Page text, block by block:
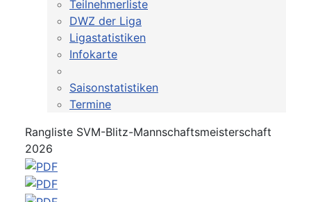
Teilnehmerliste
DWZ der Liga
Ligastatistiken
Infokarte
Saisonstatistiken
Termine
Rangliste SVM-Blitz-Mannschaftsmeisterschaft
2026